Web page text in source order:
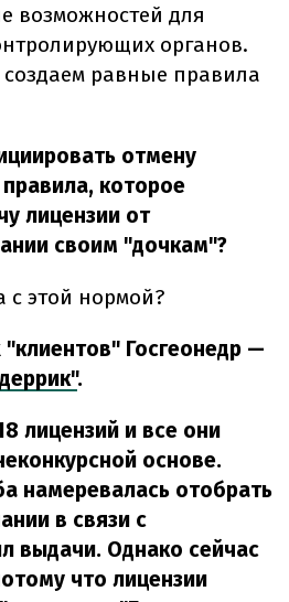
возможностей для
органов.
равные правила
отмену
которое
лицензии от
своим "дочкам"?
этой нормой?
Госгеонедр —
.
лицензий и все они
основе.
намеревалась отобрать
в связи с
выдачи. Однако сейчас
что лицензии